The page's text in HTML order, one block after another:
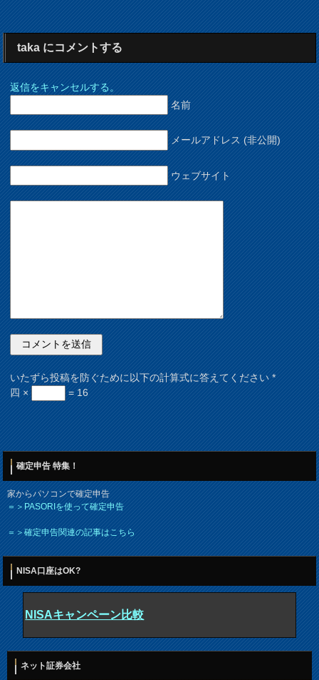
taka にコメントする
返信をキャンセルする。
名前
メールアドレス (非公開)
ウェブサイト
いたずら投稿を防ぐために以下の計算式に答えてください*
四 ×
= 16
確定申告 特集！
家からパソコンで確定申告
＝＞PASORIを使って確定申告
＝＞確定申告関連の記事はこちら
NISA口座はOK?
NISAキャンペーン比較
ネット証券会社